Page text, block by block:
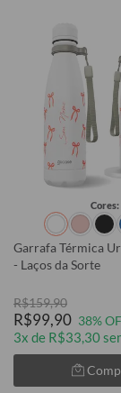
Cores:
Garrafa Térmica
- Laços da Sorte
R$159,90
R$99,90 38%
3x de R$33,30